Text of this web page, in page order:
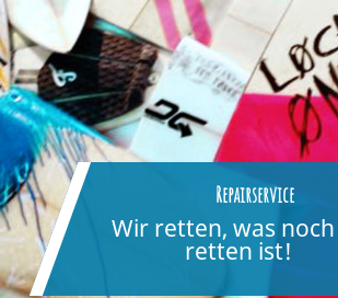
Repairservice
Wir retten, was noch
retten ist!